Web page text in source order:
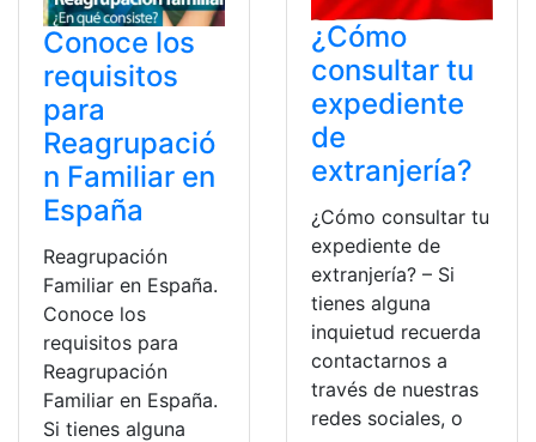
Conoce los
requisitos
para
Reagrupació
n Familiar en
España
Reagrupación
Familiar en España.
Conoce los
requisitos para
Reagrupación
Familiar en España.
Si tienes alguna
¿Cómo
consultar tu
expediente
de
extranjería?
¿Cómo consultar tu
expediente de
extranjería? – Si
tienes alguna
inquietud recuerda
contactarnos a
través de nuestras
redes sociales, o